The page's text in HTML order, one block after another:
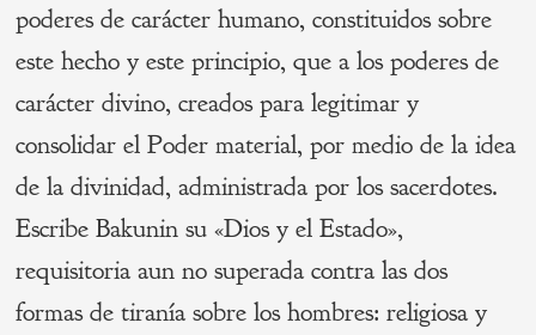
poderes de carácter humano, constituidos sobre
este hecho y este principio, que a los poderes de
carácter divino, creados para legitimar y
consolidar el Poder material, por medio de la idea
de la divinidad, administrada por los sacerdotes.
Escribe Bakunin su «Dios y el Estado»,
requisitoria aun no superada contra las dos
formas de tiranía sobre los hombres: religiosa y